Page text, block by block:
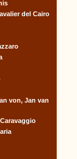
del Cairo
von, Jan van